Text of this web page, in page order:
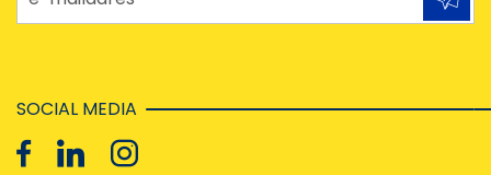
SOCIAL MEDIA